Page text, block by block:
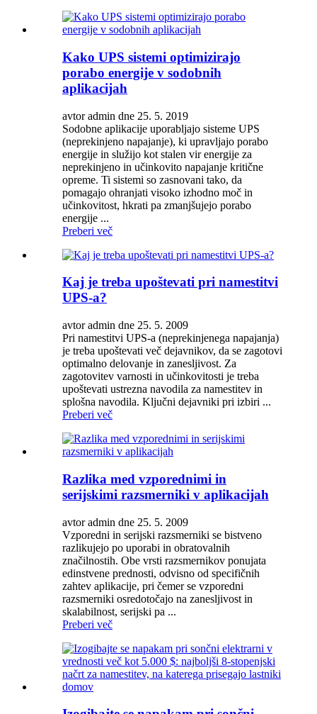
Kako UPS sistemi optimizirajo
porabo energije v sodobnih
aplikacijah
avtor admin dne 25. 5. 2019
Sodobne aplikacije uporabljajo sisteme UPS
(neprekinjeno napajanje), ki upravljajo porabo
energije in služijo kot stalen vir energije za
neprekinjeno in učinkovito napajanje kritične
opreme. Ti sistemi so zasnovani tako, da
pomagajo ohranjati visoko izhodno moč in
učinkovitost, hkrati pa zmanjšujejo porabo
energije ...
Preberi več
Kaj je treba upoštevati pri namestitvi
UPS-a?
avtor admin dne 25. 5. 2009
Pri namestitvi UPS-a (neprekinjenega napajanja)
je treba upoštevati več dejavnikov, da se zagotovi
optimalno delovanje in zanesljivost. Za
zagotovitev varnosti in učinkovitosti je treba
upoštevati ustrezna navodila za namestitev in
splošna navodila. Ključni dejavniki pri izbiri ...
Preberi več
Razlika med vzporednimi in
serijskimi razsmerniki v aplikacijah
avtor admin dne 25. 5. 2009
Vzporedni in serijski razsmerniki se bistveno
razlikujejo po uporabi in obratovalnih
značilnostih. Obe vrsti razsmernikov ponujata
edinstvene prednosti, odvisno od specifičnih
zahtev aplikacije, pri čemer se vzporedni
razsmerniki osredotočajo na zanesljivost in
skalabilnost, serijski pa ...
Preberi več